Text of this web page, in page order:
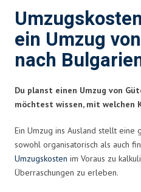
ein Umzug
nach
Du planst einen Umzug von
möchtest wissen, mit welchen
Ein Umzug ins Ausland stellt eine
sowohl organisatorisch als auch
Umzugskosten im Voraus zu
Überraschungen zu erleben.